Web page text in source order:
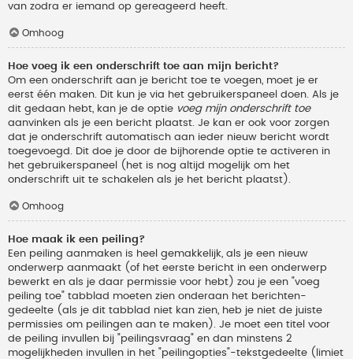
van zodra er iemand op gereageerd heeft.
Omhoog
Hoe voeg ik een onderschrift toe aan mijn bericht?
Om een onderschrift aan je bericht toe te voegen, moet je er
eerst één maken. Dit kun je via het gebruikerspaneel doen. Als je
dit gedaan hebt, kan je de optie voeg mijn onderschrift toe
aanvinken als je een bericht plaatst. Je kan er ook voor zorgen
dat je onderschrift automatisch aan ieder nieuw bericht wordt
toegevoegd. Dit doe je door de bijhorende optie te activeren in
het gebruikerspaneel (het is nog altijd mogelijk om het
onderschrift uit te schakelen als je het bericht plaatst).
Omhoog
Hoe maak ik een peiling?
Een peiling aanmaken is heel gemakkelijk, als je een nieuw
onderwerp aanmaakt (of het eerste bericht in een onderwerp
bewerkt en als je daar permissie voor hebt) zou je een "voeg
peiling toe" tabblad moeten zien onderaan het berichten-
gedeelte (als je dit tabblad niet kan zien, heb je niet de juiste
permissies om peilingen aan te maken). Je moet een titel voor
de peiling invullen bij "peilingsvraag" en dan minstens 2
mogelijkheden invullen in het "peilingopties"-tekstgedeelte (limiet